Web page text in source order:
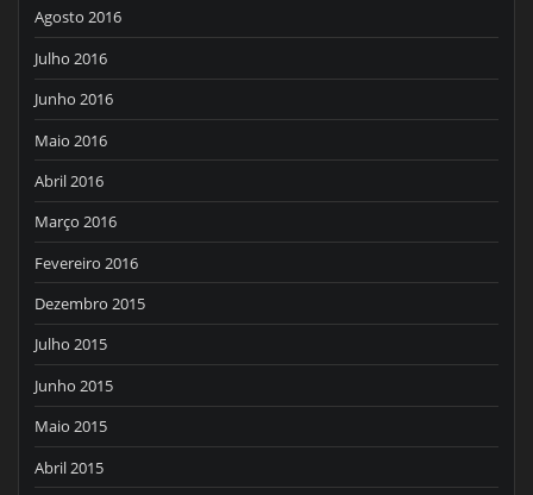
Agosto 2016
Julho 2016
Junho 2016
Maio 2016
Abril 2016
Março 2016
Fevereiro 2016
Dezembro 2015
Julho 2015
Junho 2015
Maio 2015
Abril 2015